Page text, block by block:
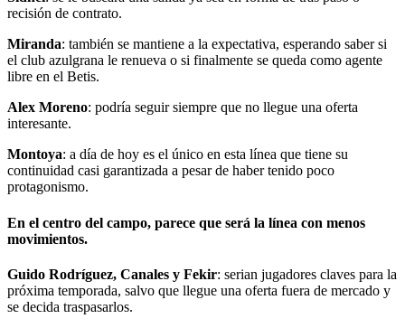
recisión de contrato.
Miranda: también se mantiene a la expectativa, esperando saber si
el club azulgrana le renueva o si finalmente se queda como agente
libre en el Betis.
Alex Moreno: podría seguir siempre que no llegue una oferta
interesante.
Montoya: a día de hoy es el único en esta línea que tiene su
continuidad casi garantizada a pesar de haber tenido poco
protagonismo.
En el centro del campo, parece que será la línea con menos
movimientos.
Guido Rodríguez, Canales y Fekir: serian jugadores claves para la
próxima temporada, salvo que llegue una oferta fuera de mercado y
se decida traspasarlos.